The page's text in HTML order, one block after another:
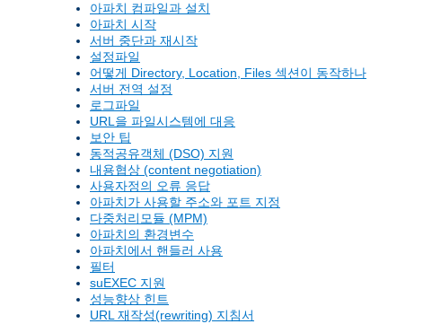
아파치 컴파일과 설치
아파치 시작
서버 중단과 재시작
설정파일
어떻게 Directory, Location, Files 섹션이 동작하나
서버 전역 설정
로그파일
URL을 파일시스템에 대응
보안 팁
동적공유객체 (DSO) 지원
내용협상 (content negotiation)
사용자정의 오류 응답
아파치가 사용할 주소와 포트 지정
다중처리모듈 (MPM)
아파치의 환경변수
아파치에서 핸들러 사용
필터
suEXEC 지원
성능향상 힌트
URL 재작성(rewriting) 지침서